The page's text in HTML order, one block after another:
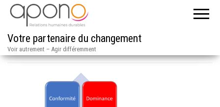
Votre partenaire du changement
Voir autrement – Agir différemmentcadrans